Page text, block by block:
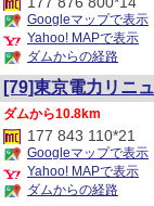
Googleマップで表示
Yahoo! MAPで表示
ダムからの経路
[79]東京電力リニ
10.8km
177 843 110*21
Googleマップで表示
Yahoo! MAPで表示
ダムからの経路